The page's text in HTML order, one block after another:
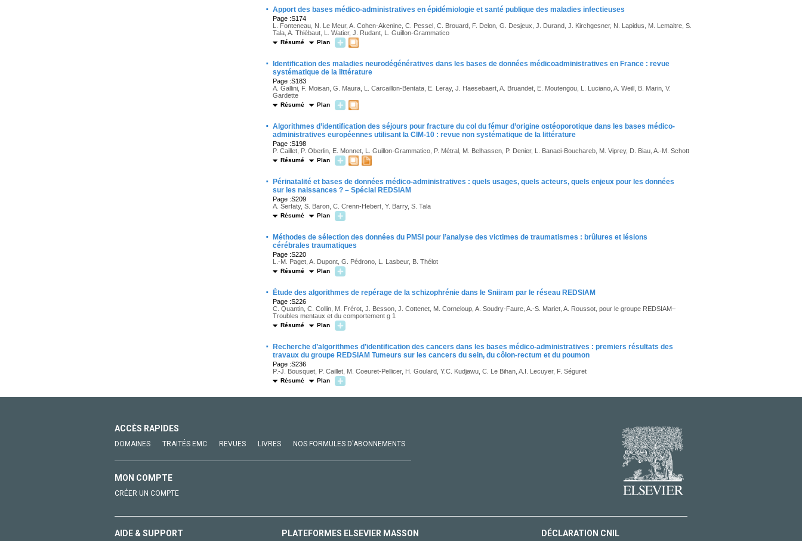
· Apport des bases médico-administratives en épidémiologie et santé publique des maladies infectieuses
Page :S174
L. Fonteneau, N. Le Meur, A. Cohen-Akenine, C. Pessel, C. Brouard, F. Delon, G. Desjeux, J. Durand, J. Kirchgesner, N. Lapidus, M. Lemaitre, S.
Tala, A. Thiébaut, L. Watier, J. Rudant, L. Guillon-Grammatico
Résumé Plan
·
Identification des maladies neurodégénératives dans les bases de données médicoadministratives en France : revue
systématique de la littérature
Page :S183
A. Gallini, F. Moisan, G. Maura, L. Carcaillon-Bentata, E. Leray, J. Haesebaert, A. Bruandet, E. Moutengou, L. Luciano, A. Weill, B. Marin, V.
Gardette
Résumé Plan
· Algorithmes d’identification des séjours pour fracture du col du fémur d’origine ostéoporotique dans les bases médico-
administratives européennes utilisant la CIM-10 : revue non systématique de la littérature
Page :S198
P. Caillet, P. Oberlin, E. Monnet, L. Guillon-Grammatico, P. Métral, M. Belhassen, P. Denier, L. Banaei-Bouchareb, M. Viprey, D. Biau, A.-M. Schott
Résumé Plan
·
Périnatalité et bases de données médico-administratives : quels usages, quels acteurs, quels enjeux pour les données
sur les naissances ? – Spécial REDSIAM
Page :S209
A. Serfaty, S. Baron, C. Crenn-Hebert, Y. Barry, S. Tala
Résumé Plan
·
Méthodes de sélection des données du PMSI pour l’analyse des victimes de traumatismes : brûlures et lésions
cérébrales traumatiques
Page :S220
L.-M. Paget, A. Dupont, G. Pédrono, L. Lasbeur, B. Thélot
Résumé Plan
· Étude des algorithmes de repérage de la schizophrénie dans le Sniiram par le réseau REDSIAM
Page :S226
C. Quantin, C. Collin, M. Frérot, J. Besson, J. Cottenet, M. Corneloup, A. Soudry-Faure, A.-S. Mariet, A. Roussot, pour le groupe REDSIAM–
Troubles mentaux et du comportement g 1
Résumé Plan
·
Recherche d’algorithmes d’identification des cancers dans les bases médico-administratives : premiers résultats des
travaux du groupe REDSIAM Tumeurs sur les cancers du sein, du côlon-rectum et du poumon
Page :S236
P.-J. Bousquet, P. Caillet, M. Coeuret-Pellicer, H. Goulard, Y.C. Kudjawu, C. Le Bihan, A.I. Lecuyer, F. Séguret
Résumé Plan
ACCÈS RAPIDES
DOMAINES TRAITÉS EMC REVUES LIVRES NOS FORMULES D'ABONNEMENTS
MON COMPTE
CRÉER UN COMPTE
AIDE & SUPPORT PLATEFORMES ELSEVIER MASSON DÉCLARATION CNIL